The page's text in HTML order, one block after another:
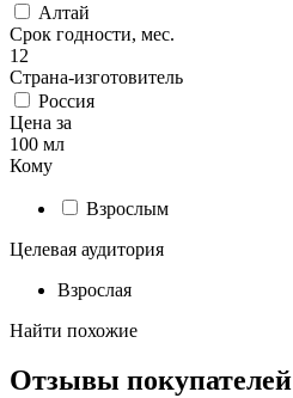
Алтай
Срок годности, мес.
12
Страна-изготовитель
Россия
Цена за
100 мл
Кому
Взрослым
Целевая аудитория
Взрослая
Найти похожие
Отзывы покупателей